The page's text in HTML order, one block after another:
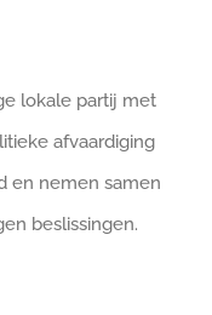
lokale partij met
afvaardiging
en nemen samen
beslissingen.